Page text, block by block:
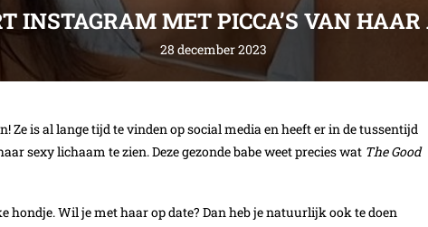
INSTAGRAM MET PICCA’S VAN
28 december 2023
Ze is al lange tijd te vinden op social media en heeft er in de tussentijd
sexy lichaam te zien. Deze gezonde babe weet precies wat The Good
Wil je met haar op date? Dan heb je natuurlijk ook te doen